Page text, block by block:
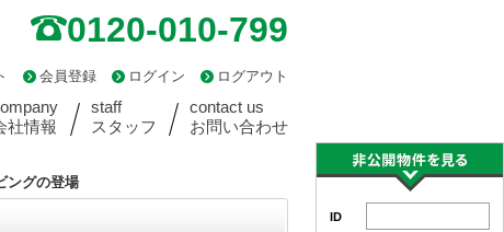
0120-010-799
ログアウト
ログイン
会員登録
社情報
staff
スタッフ
contact us
お問い合わせ
ングの登場
ID